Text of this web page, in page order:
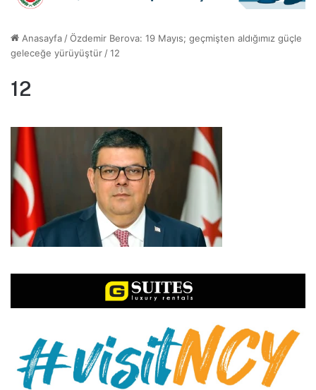
Anasayfa /Özdemir Berova: 19 Mayıs; geçmişten aldığımız güçle
geleceğe yürüyüştür /12
12